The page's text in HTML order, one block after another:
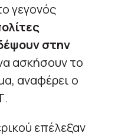
γεγονός
στην
ασκήσουν το
αναφέρει ο
επέλεξαν